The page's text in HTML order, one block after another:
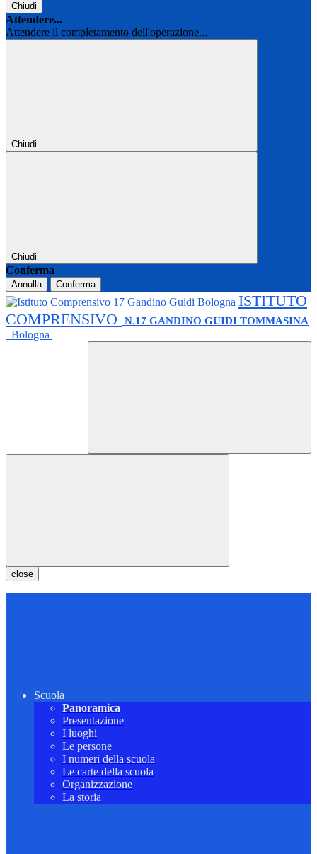
Chiudi
Attendere...
Attendere il completamento dell'operazione...
Chiudi
Chiudi
Conferma
Annulla Conferma
ISTITUTO
COMPRENSIVO
N.17 GANDINO GUIDI TOMMASINA
Bologna
close
Scuola
Panoramica
Presentazione
I luoghi
Le persone
I numeri della scuola
Le carte della scuola
Organizzazione
La storia